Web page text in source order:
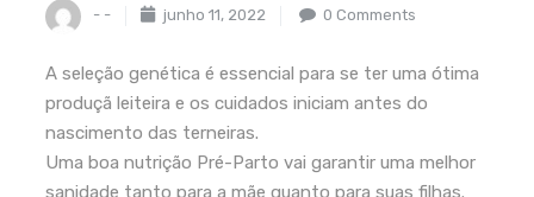
- - junho 11, 2022 0 Comments
A seleção genética é essencial para se ter uma ótima
produçã leiteira e os cuidados iniciam antes do
nascimento das terneiras.
Uma boa nutrição Pré-Parto vai garantir uma melhor
sanidade tanto para a mãe quanto para suas filhas.